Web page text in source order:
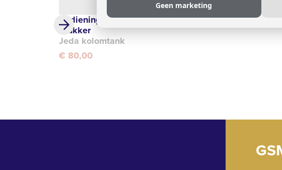
Bedieningsplaat voor pneumatische
drukker
Jeda kolomtank
€ 80,00
Geen marketing